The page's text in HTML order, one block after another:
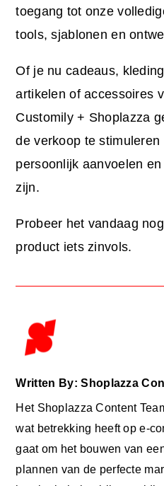
toegang tot onze
tools, sjablonen en
Of je nu cadeaus,
artikelen of accessoires
Customily + Shoplazza
de verkoop te
persoonlijk aanvoelen
zijn.
Probeer het vandaag
product iets zinvols.
Written By: Shoplazza
Het Shoplazza Content
wat betrekking heeft op e-
gaat om het bouwen van
plannen van de perfecte